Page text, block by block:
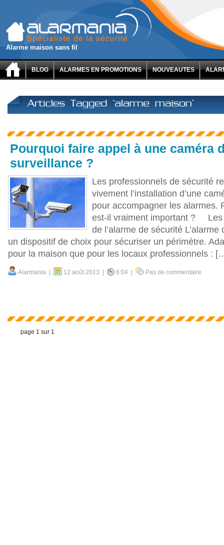
Alarme maison sans fil
BLOG ALARMES EN PROMOTIONS NOUVEAUTES
Pourquoi faire appel à une caméra
surveillance ?
Les professionnels de sécurité
vivement l’installation d’une
pour accompagner les alarmes.
est-il vraiment important ? Les
de l’alarme de sécurité
un dispositif de choix pour sécuriser un périmètre.
pour la maison que pour les locaux professionnels :
Alarmania | 12 août 2013 | 6:04 | Pas de commentaire
page 1 sur 1